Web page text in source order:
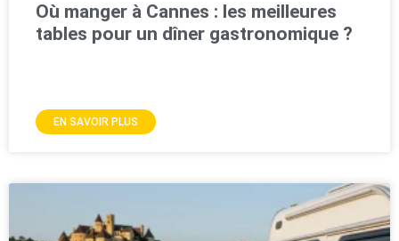
Où manger à Cannes : les meilleures
tables pour un dîner gastronomique ?
EN SAVOIR PLUS